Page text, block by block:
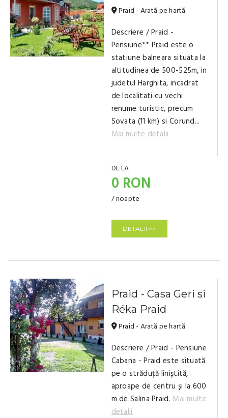
Praid - Arată pe hartă
Descriere / Praid -
Pensiune** Praid este o
statiune balneara situata la
altitudinea de 500-525m, in
judetul Harghita, incadrat
de localitati cu vechi
renume turistic, precum
Sovata (11 km) si Corund...
Mai multe detalii
DE LA
0 RON
/ noapte
DETALII >>
Praid - Casa Geri si
Réka Praid
Praid - Arată pe hartă
Descriere / Praid - Pensiune
Cabana - Praid este situată
pe o străduță liniștită,
aproape de centru și la 600
m de Salina Praid.Mai multe
detalii